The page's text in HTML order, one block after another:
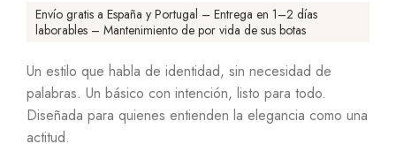
Envío gratis a España y Portugal – Entrega en 1–2 días
laborables – Mantenimiento de por vida de sus botas
Un estilo que habla de identidad, sin necesidad de
palabras. Un básico con intención, listo para todo.
Diseñada para quienes entienden la elegancia como una
actitud.